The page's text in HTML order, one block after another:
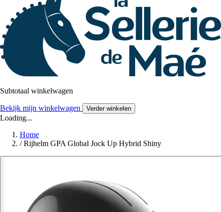
Subtotaal winkelwagen
Bekijk mijn winkelwagen Verder winkelen
Loading...
Home
/ Rijhelm GPA Global Jock Up Hybrid Shiny